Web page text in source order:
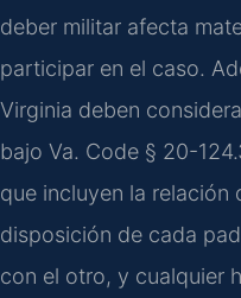
deber militar afecta
participar en el caso.
Virginia deben
bajo Va. Code § 20-
que incluyen la relación
disposición de cada
con el otro, y cualquier